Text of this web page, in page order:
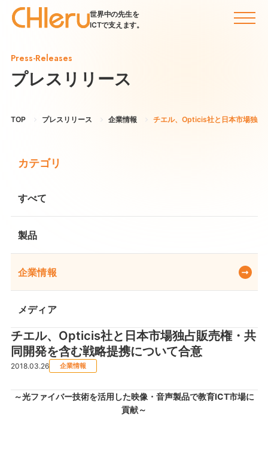
世界中の先生を
ICTで支えます。
Press-Releases
プレスリリース
TOP プレスリリース 企業情報 チエル、Opticis社と日本市場独占
カテゴリ
すべて
製品
企業情報
メディア
チエル、Opticis社と日本市場独占販売権・共
同開発を含む戦略提携について合意
2018.03.26 企業情報
～光ファイバー技術を活用した映像・音声製品で教育ICT市場に
貢献～